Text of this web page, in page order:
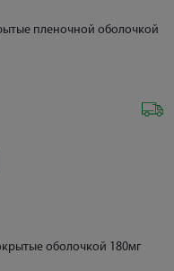
пленочной оболочкой
оболочкой 180мг